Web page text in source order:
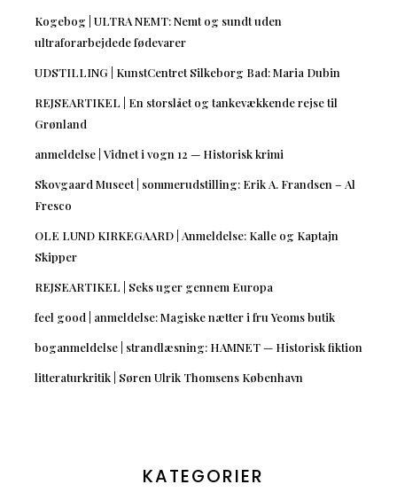
Kogebog | ULTRA NEMT: Nemt og sundt uden
ultraforarbejdede fødevarer
UDSTILLING | KunstCentret Silkeborg Bad: Maria Dubin
REJSEARTIKEL | En storslået og tankevækkende rejse til
Grønland
anmeldelse | Vidnet i vogn 12 — Historisk krimi
Skovgaard Museet | sommerudstilling: Erik A. Frandsen – Al
Fresco
OLE LUND KIRKEGAARD | Anmeldelse: Kalle og Kaptajn
Skipper
REJSEARTIKEL | Seks uger gennem Europa
feel good | anmeldelse: Magiske nætter i fru Yeoms butik
boganmeldelse | strandlæsning: HAMNET — Historisk fiktion
litteraturkritik | Søren Ulrik Thomsens København
KATEGORIER